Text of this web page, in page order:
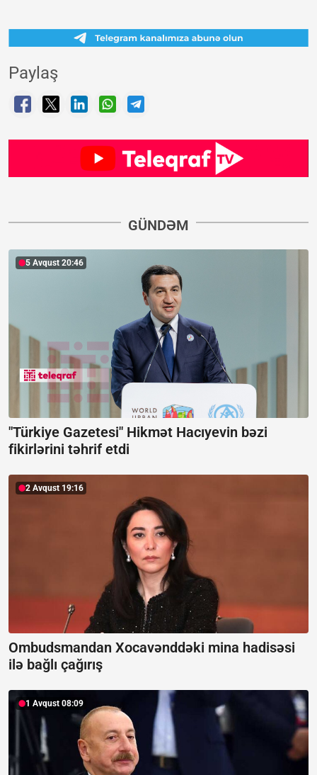
Paylaş
GÜNDƏM
5 Avqust 20:46
"Türkiye Gazetesi" Hikmət Hacıyevin bəzi
fikirlərini təhrif etdi
2 Avqust 19:16
Ombudsmandan Xocavənddəki mina hadisəsi
ilə bağlı çağırış
1 Avqust 08:09